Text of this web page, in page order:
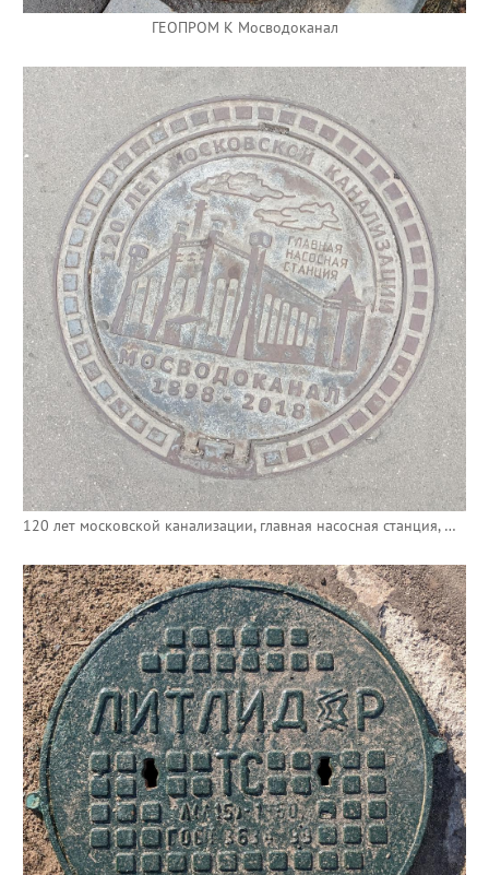
ГЕОПРОМ К Мосводоканал
120 лет московской канализации, главная насосная станция, Мосводоканал 1898-2018.